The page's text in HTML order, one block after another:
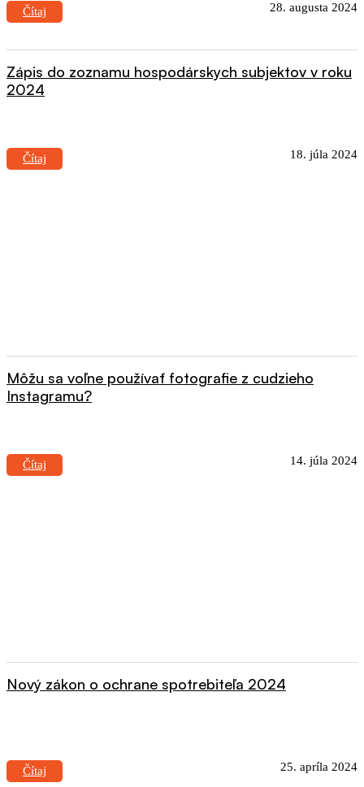
28. augusta 2024
Čítaj
Zápis do zoznamu hospodárskych subjektov v roku
2024
18. júla 2024
Čítaj
Môžu sa voľne používať fotografie z cudzieho
Instagramu?
14. júla 2024
Čítaj
Nový zákon o ochrane spotrebiteľa 2024
25. apríla 2024
Čítaj